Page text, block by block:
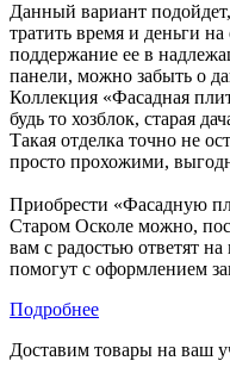
Данный вариант
тратить время и деньги
поддержание ее в
панели, можно забыть о
Коллекция «Фасадная
будь то хозблок, старая
Такая отделка точно не
просто прохожими,
Приобрести «Фасадную
Старом Осколе можно,
вам с радостью ответят
помогут с оформлением
Подробнее
Доставим товары на ваш